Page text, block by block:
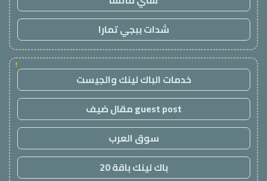
شدات ببجي تمارا
!
خدمات الباك لينك والجيست
guest post مقال ضيف
سوق العرب
باك لينك باقة 20